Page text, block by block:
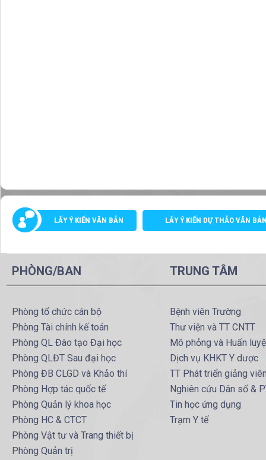
LẤY Ý KIẾN VĂN BẢN LẤY Ý KIẾN DỰ THẢO VĂN
PHÒNG/BAN
Phòng tổ chức cán bộ
Phòng Tài chính kế toán
Phòng QL Đào tạo Đại học
Phòng QLĐT Sau đại học
Phòng ĐB CLGD và Khảo thí
Phòng Hợp tác quốc tế
Phòng Quản lý khoa học
Phòng HC & CTCT
Phòng Vật tư và Trang thiết bị
Phòng Quản trị
TRUNG TÂM
Bệnh viên Trường
Thư viện và TT CNTT
Mô phỏng và Huấn
Dịch vụ KHKT Y dược
TT Phát triển giảng
Nghiên cứu Dân số &
Tin học ứng dụng
Trạm Y tế